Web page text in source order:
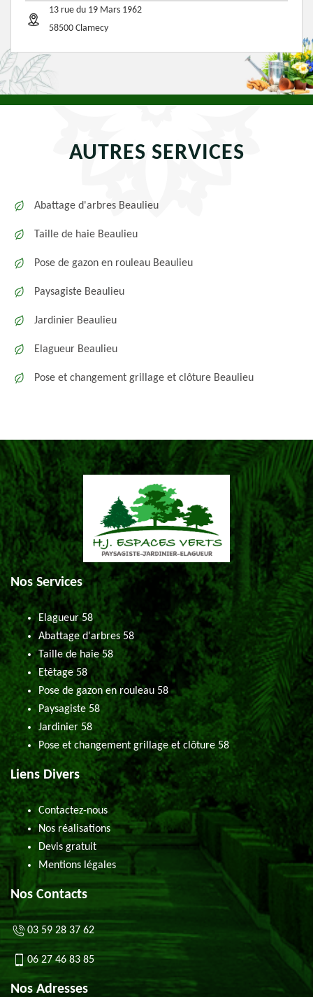
13 rue du 19 Mars 1962
58500 Clamecy
AUTRES SERVICES
Abattage d'arbres Beaulieu
Taille de haie Beaulieu
Pose de gazon en rouleau Beaulieu
Paysagiste Beaulieu
Jardinier Beaulieu
Elagueur Beaulieu
Pose et changement grillage et clôture Beaulieu
Nos Services
Elagueur 58
Abattage d'arbres 58
Taille de haie 58
Etêtage 58
Pose de gazon en rouleau 58
Paysagiste 58
Jardinier 58
Pose et changement grillage et clôture 58
Liens Divers
Contactez-nous
Nos réalisations
Devis gratuit
Mentions légales
Nos Contacts
03 59 28 37 62
06 27 46 83 85
Nos Adresses